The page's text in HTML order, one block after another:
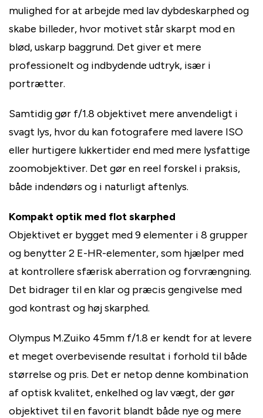
mulighed for at arbejde med lav dybdeskarphed og
skabe billeder, hvor motivet står skarpt mod en
blød, uskarp baggrund. Det giver et mere
professionelt og indbydende udtryk, især i
portrætter.
Samtidig gør f/1.8 objektivet mere anvendeligt i
svagt lys, hvor du kan fotografere med lavere ISO
eller hurtigere lukkertider end med mere lysfattige
zoomobjektiver. Det gør en reel forskel i praksis,
både indendørs og i naturligt aftenlys.
Kompakt optik med flot skarphed
Objektivet er bygget med 9 elementer i 8 grupper
og benytter 2 E-HR-elementer, som hjælper med
at kontrollere sfærisk aberration og forvrængning.
Det bidrager til en klar og præcis gengivelse med
god kontrast og høj skarphed.
Olympus M.Zuiko 45mm f/1.8 er kendt for at levere
et meget overbevisende resultat i forhold til både
størrelse og pris. Det er netop denne kombination
af optisk kvalitet, enkelhed og lav vægt, der gør
objektivet til en favorit blandt både nye og mere